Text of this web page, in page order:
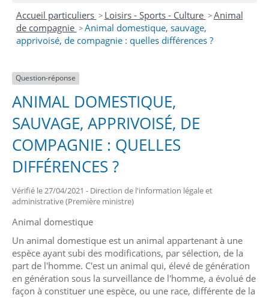
Accueil particuliers > Loisirs - Sports - Culture >Animal
de compagnie >Animal domestique, sauvage,
apprivoisé, de compagnie : quelles différences ?
Question-réponse
ANIMAL DOMESTIQUE,
SAUVAGE, APPRIVOISÉ, DE
COMPAGNIE : QUELLES
DIFFÉRENCES ?
Vérifié le 27/04/2021 - Direction de l'information légale et
administrative (Première ministre)
Animal domestique
Un animal domestique est un animal appartenant à une
espèce ayant subi des modifications, par sélection, de la
part de l'homme. C'est un animal qui, élevé de génération
en génération sous la surveillance de l'homme, a évolué de
façon à constituer une espèce, ou une race, différente de la